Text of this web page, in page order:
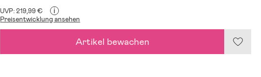
UVP: 219,99 € i
Preisentwicklung ansehen
Artikel bewachen